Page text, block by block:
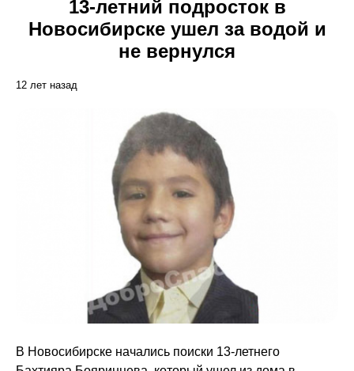
13-летний подросток в
Новосибирске ушел за водой и
не вернулся
12 лет назад
В Новосибирске начались поиски 13-летнего